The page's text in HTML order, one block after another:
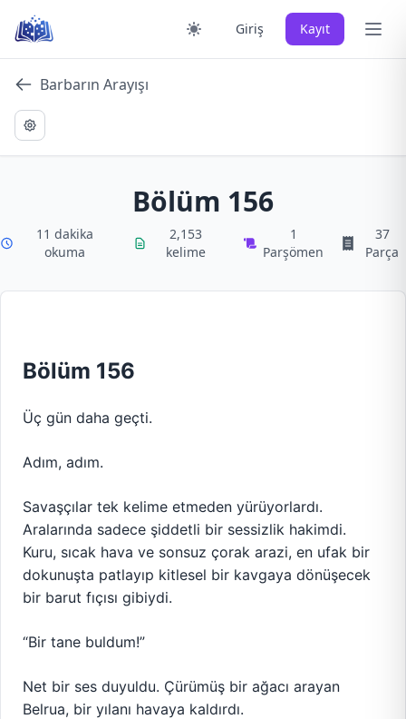
content
Giriş Kayıt Ana
Barbarın Arayışı
Bölüm 156
11 dakika
okuma
2,153
kelime
1
Parşömen
37
Parça
Bölüm 156
Üç gün daha geçti.
Adım, adım.
Savaşçılar tek kelime etmeden yürüyorlardı.
Aralarında sadece şiddetli bir sessizlik hakimdi.
Kuru, sıcak hava ve sonsuz çorak arazi, en ufak bir
dokunuşta patlayıp kitlesel bir kavgaya dönüşecek
bir barut fıçısı gibiydi.
“Bir tane buldum!”
Net bir ses duyuldu. Çürümüş bir ağacı arayan
Belrua, bir yılanı havaya kaldırdı.